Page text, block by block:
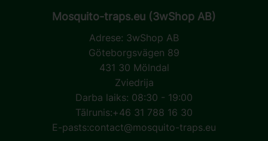
Mosquito-traps.eu (3wShop AB)
Adrese: 3wShop AB
Göteborgsvägen 89
431 30 Mölndal
Zviedrija
Darba laiks: 08:30 - 19:00
Tālrunis:+46 31 788 16 30
E-pasts:contact@mosquito-traps.eu